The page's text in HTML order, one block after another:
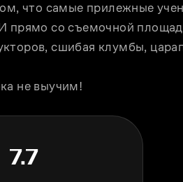
что самые прилежные
прямо со съемочной
сшибая клумбы,
не выучим!
7.7